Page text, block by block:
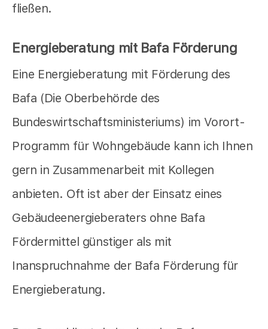
fließen.
Energieberatung mit Bafa Förderung
Eine Energieberatung mit Förderung des
Bafa (Die Oberbehörde des
Bundeswirtschaftsministeriums) im Vorort-
Programm für Wohngebäude kann ich Ihnen
gern in Zusammenarbeit mit Kollegen
anbieten. Oft ist aber der Einsatz eines
Gebäudeenergieberaters ohne Bafa
Fördermittel günstiger als mit
Inanspruchnahme der Bafa Förderung für
Energieberatung.